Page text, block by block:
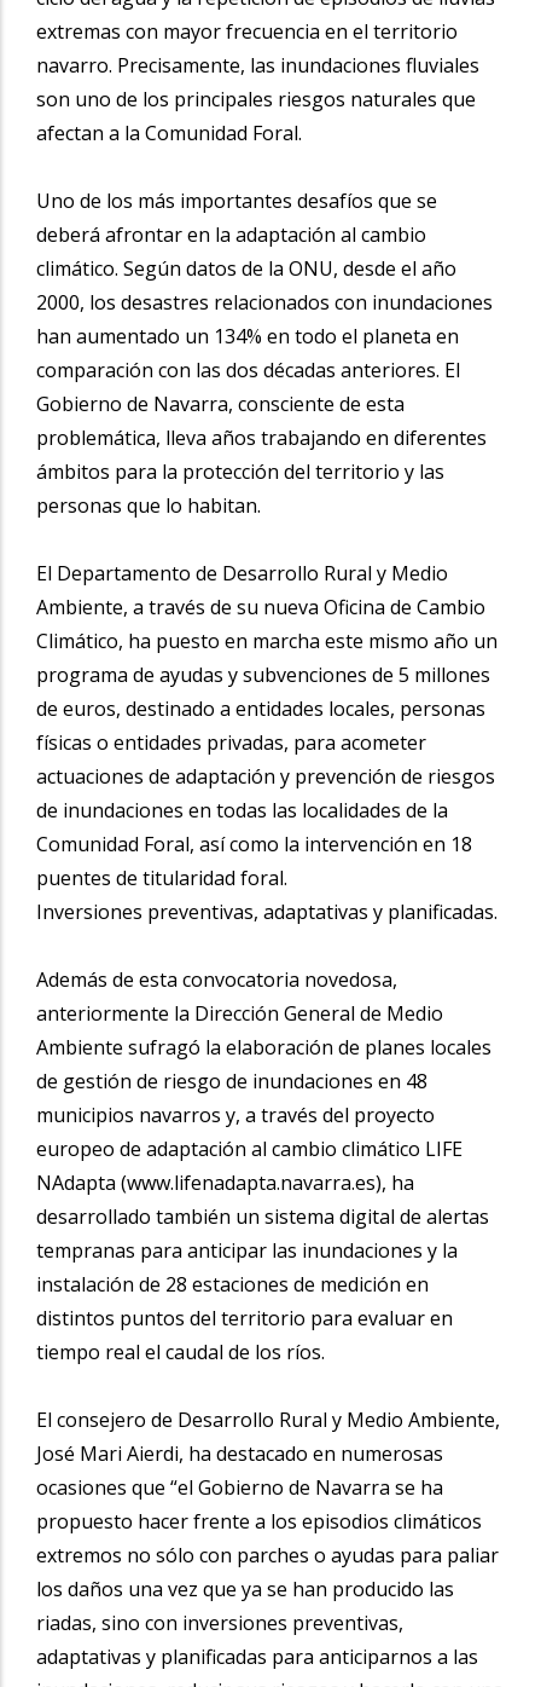
extremas con mayor frecuencia en el territorio
navarro. Precisamente, las inundaciones fluviales
son uno de los principales riesgos naturales que
afectan a la Comunidad Foral.
Uno de los más importantes desafíos que se
deberá afrontar en la adaptación al cambio
climático. Según datos de la ONU, desde el año
2000, los desastres relacionados con inundaciones
han aumentado un 134% en todo el planeta en
comparación con las dos décadas anteriores. El
Gobierno de Navarra, consciente de esta
problemática, lleva años trabajando en diferentes
ámbitos para la protección del territorio y las
personas que lo habitan.
El Departamento de Desarrollo Rural y Medio
Ambiente, a través de su nueva Oficina de Cambio
Climático, ha puesto en marcha este mismo año un
programa de ayudas y subvenciones de 5 millones
de euros, destinado a entidades locales, personas
físicas o entidades privadas, para acometer
actuaciones de adaptación y prevención de riesgos
de inundaciones en todas las localidades de la
Comunidad Foral, así como la intervención en 18
puentes de titularidad foral.
Inversiones preventivas, adaptativas y planificadas.
Además de esta convocatoria novedosa,
anteriormente la Dirección General de Medio
Ambiente sufragó la elaboración de planes locales
de gestión de riesgo de inundaciones en 48
municipios navarros y, a través del proyecto
europeo de adaptación al cambio climático LIFE
NAdapta (www.lifenadapta.navarra.es), ha
desarrollado también un sistema digital de alertas
tempranas para anticipar las inundaciones y la
instalación de 28 estaciones de medición en
distintos puntos del territorio para evaluar en
tiempo real el caudal de los ríos.
El consejero de Desarrollo Rural y Medio Ambiente,
José Mari Aierdi, ha destacado en numerosas
ocasiones que “el Gobierno de Navarra se ha
propuesto hacer frente a los episodios climáticos
extremos no sólo con parches o ayudas para paliar
los daños una vez que ya se han producido las
riadas, sino con inversiones preventivas,
adaptativas y planificadas para anticiparnos a las